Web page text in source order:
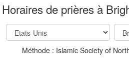
Horaires de prières à
Méthode : Islamic Society of